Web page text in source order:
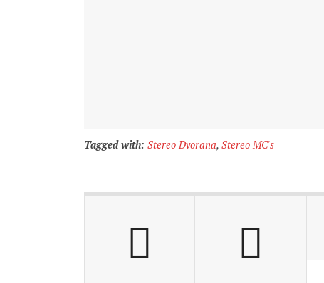
Tagged with: Stereo Dvorana, Stereo MC's